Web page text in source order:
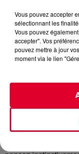
Les auteurs du
Vous pouvez accepter
sélectionnant les
Vous pouvez
accepter". Vos
pouvez mettre à jour
moment via le lien